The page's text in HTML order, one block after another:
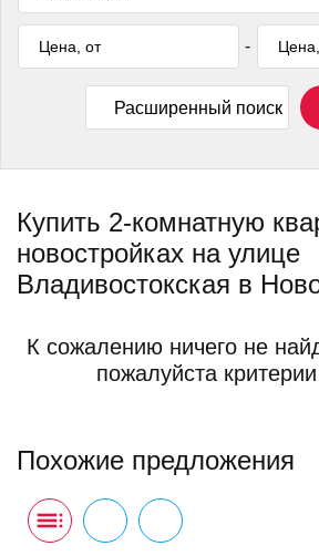
-
Расширенный поиск
Купить 2-комнатную
новостройках на улице
Владивостокская в
К сожалению ничего не
пожалуйста
Похожие предложения